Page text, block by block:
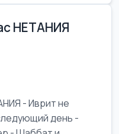
НЕТАНИЯ
- Иврит не
день -